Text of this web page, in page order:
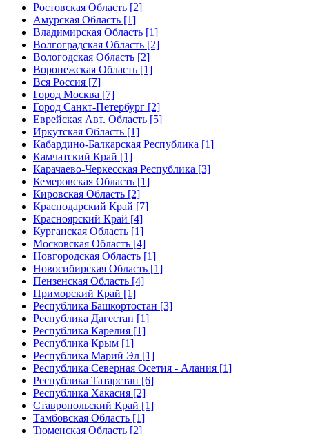
Ростовская Область [2]
Амурская Область [1]
Владимирская Область [1]
Волгоградская Область [2]
Вологодская Область [2]
Воронежская Область [1]
Вся Россия [7]
Город Москва [7]
Город Санкт-Петербург [2]
Еврейская Авт. Область [5]
Иркутская Область [1]
Кабардино-Балкарская Республика [1]
Камчатский Край [1]
Карачаево-Черкесская Республика [3]
Кемеровская Область [1]
Кировская Область [2]
Краснодарский Край [7]
Красноярский Край [4]
Курганская Область [1]
Московская Область [4]
Новгородская Область [1]
Новосибирская Область [1]
Пензенская Область [4]
Приморский Край [1]
Республика Башкортостан [3]
Республика Дагестан [1]
Республика Карелия [1]
Республика Крым [1]
Республика Марий Эл [1]
Республика Северная Осетия - Алания [1]
Республика Татарстан [6]
Республика Хакасия [2]
Ставропольский Край [1]
Тамбовская Область [1]
Тюменская Область [2]